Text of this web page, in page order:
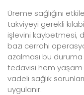
Üreme sağlığını
takviyeyi gerekli
işlevini kaybetmesi,
bazı cerrahi
azalması bu
tedavisi hem yaşam
vadeli sağlık
uygulanır.